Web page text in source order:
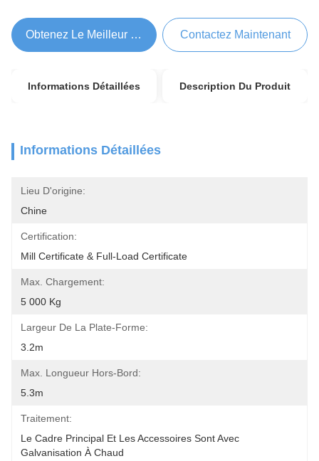
Obtenez Le Meilleur Prix Contactez Maintenant
Informations Détaillées Description Du Produit
Informations Détaillées
Lieu D'origine:
Chine
Certification:
Mill Certificate & Full-Load Certificate
Max. Chargement:
5 000 Kg
Largeur De La Plate-Forme:
3.2m
Max. Longueur Hors-Bord:
5.3m
Traitement:
Le Cadre Principal Et Les Accessoires Sont Avec
Galvanisation À Chaud